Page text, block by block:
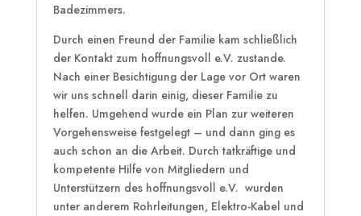
Badezimmers.
Durch einen Freund der Familie kam schließlich
der Kontakt zum hoffnungsvoll e.V. zustande.
Nach einer Besichtigung der Lage vor Ort waren
wir uns schnell darin einig, dieser Familie zu
helfen. Umgehend wurde ein Plan zur weiteren
Vorgehensweise festgelegt – und dann ging es
auch schon an die Arbeit. Durch tatkräftige und
kompetente Hilfe von Mitgliedern und
Unterstützern des hoffnungsvoll e.V. wurden
unter anderem Rohrleitungen, Elektro-Kabel und